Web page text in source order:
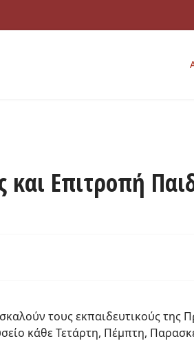
Επιτροπή
τους εκπαιδευτικούς της
κάθε Τετάρτη, Πέμπτη,